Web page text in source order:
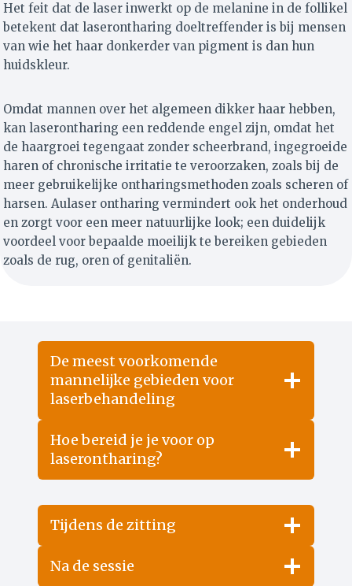
Het feit dat de laser inwerkt op de melanine in de follikel
betekent dat laserontharing doeltreffender is bij mensen
van wie het haar donkerder van pigment is dan hun
huidskleur.
Omdat mannen over het algemeen dikker haar hebben,
kan laserontharing een reddende engel zijn, omdat het
de haargroei tegengaat zonder scheerbrand, ingegroeide
haren of chronische irritatie te veroorzaken, zoals bij de
meer gebruikelijke ontharingsmethoden zoals scheren of
harsen. Aulaser ontharing vermindert ook het onderhoud
en zorgt voor een meer natuurlijke look; een duidelijk
voordeel voor bepaalde moeilijk te bereiken gebieden
zoals de rug, oren of genitaliën.
De meest voorkomende
mannelijke gebieden voor
laserbehandeling
Hoe bereid je je voor op
laserontharing?
Tijdens de zitting
Na de sessie